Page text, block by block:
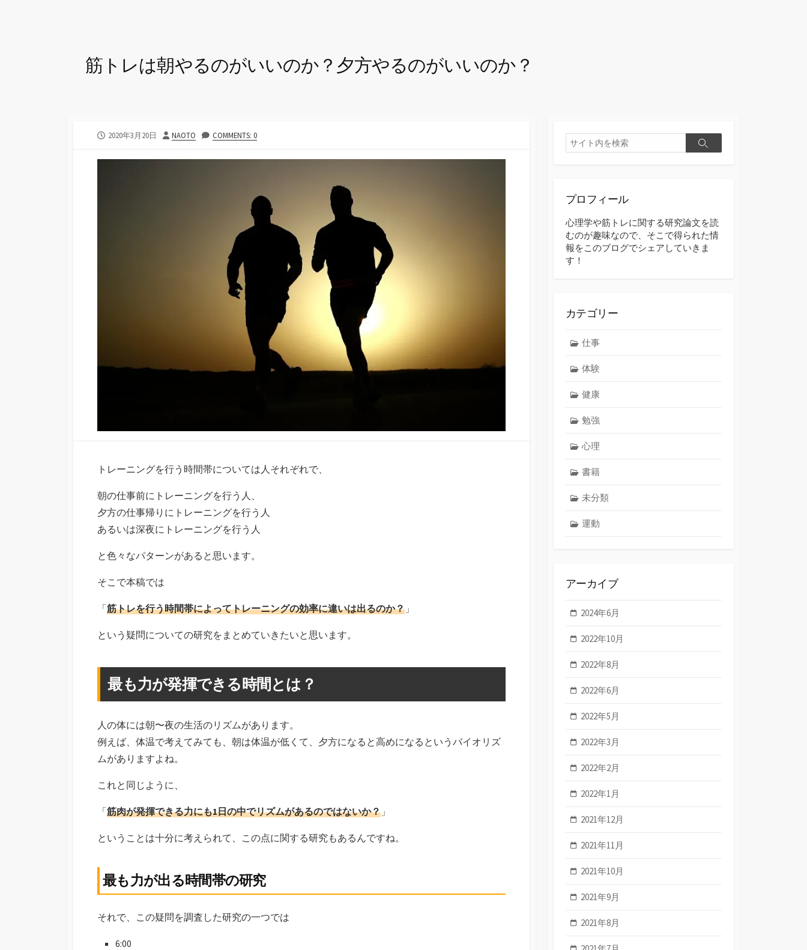
筋トレは朝やるのがいいのか？夕方やるのがいいのか？
公
日
2020年3月20日
投
者
NAOTO COMMENTS: 0
トレーニングを行う時間帯については人それぞれで、
朝の仕事前にトレーニングを行う人、
夕方の仕事帰りにトレーニングを行う人
あるいは深夜にトレーニングを行う人
と色々なパターンがあると思います。
そこで本稿では
「筋トレを行う時間帯によってトレーニングの効率に違いは出るのか？ 」
という疑問についての研究をまとめていきたいと思います。
最も力が発揮できる時間とは？
人の体には朝〜夜の生活のリズムがあります。
例えば、体温で考えてみても、朝は体温が低くて、夕方になると高めになるというバイオリズ
ムがありますよね。
これと同じように、
「筋肉が発揮できる力にも1日の中でリズムがあるのではないか？ 」
ということは十分に考えられて、この点に関する研究もあるんですね。
最も力が出る時間帯の研究
それで、この疑問を調査した研究の一つでは
6:00
検
索
検
プロフィール
心理学や筋トレに関する研究論文を読
むのが趣味なので、そこで得られた情
報をこのブログでシェアしていきま
す！
カテゴリー
仕事
体験
健康
勉強
心理
書籍
未分類
運動
アーカイブ
2024年6月
2022年10月
2022年8月
2022年6月
2022年5月
2022年3月
2022年2月
2022年1月
2021年12月
2021年11月
2021年10月
2021年9月
2021年8月